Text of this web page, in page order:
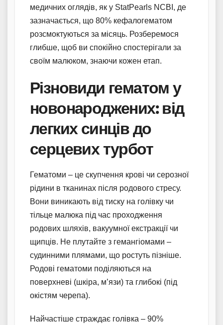
медичних оглядів, як у StatPearls NCBI, де
зазначається, що 80% кефалогематом
розсмоктуються за місяць. Розберемося
глибше, щоб ви спокійно спостерігали за
своїм малюком, знаючи кожен етап.
Різновиди гематом у
новонароджених: від
легких синців до
серцевих турбот
Гематоми – це скупчення крові чи серозної
рідини в тканинах після родового стресу.
Вони виникають від тиску на голівку чи
тільце малюка під час проходження
родових шляхів, вакуумної екстракції чи
щипців. Не плутайте з гемангіомами –
судинними плямами, що ростуть пізніше.
Родові гематоми поділяються на
поверхневі (шкіра, м’язи) та глибокі (під
окістям черепа).
Найчастіше страждає голівка – 90%